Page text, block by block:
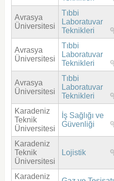
Avrasya
Üniversitesi
Tıbbi
Laboratuvar
Teknikleri
Avrasya
Üniversitesi
Tıbbi
Laboratuvar
Teknikleri
Avrasya
Üniversitesi
Tıbbi
Laboratuvar
Teknikleri
Karadeniz
Teknik
Üniversitesi
İş Sağlığı ve
Güvenliği
Karadeniz
Teknik
Üniversitesi
Lojistik
Karadeniz